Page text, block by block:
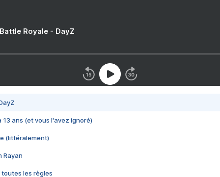
Royale - DayZ
13 ans (et vous l'avez ignoré)
(littéralement)
Rayan
toutes les règles